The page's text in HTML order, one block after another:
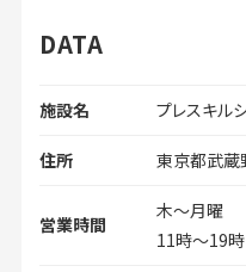
DATA
施設名 プレスキル
住所 東京都武
営業時間
木〜月曜
11時〜19時